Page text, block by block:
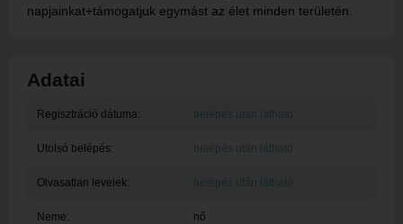
napjainkat+támogatjuk egymást az élet minden területén.
Adatai
Regisztráció dátuma: belépés után látható
Utolsó belépés: belépés után látható
Olvasatlan levelek: belépés után látható
Neme: nő